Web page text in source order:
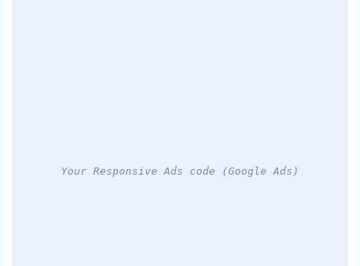
Your Responsive Ads code (Google Ads)